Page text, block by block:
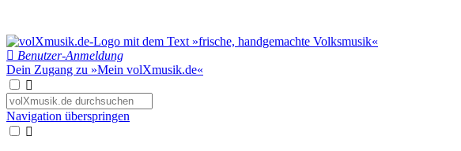
Benutzer-Anmeldung
Dein Zugang zu »Mein volXmusik.de«
Navigation überspringen